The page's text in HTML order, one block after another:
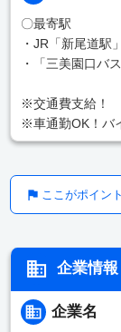
〇最寄駅
・JR「新尾道駅
・「三美園口バ
※交通費支給！
※車通勤OK！バ
ここがポイント
企業情報
企業名